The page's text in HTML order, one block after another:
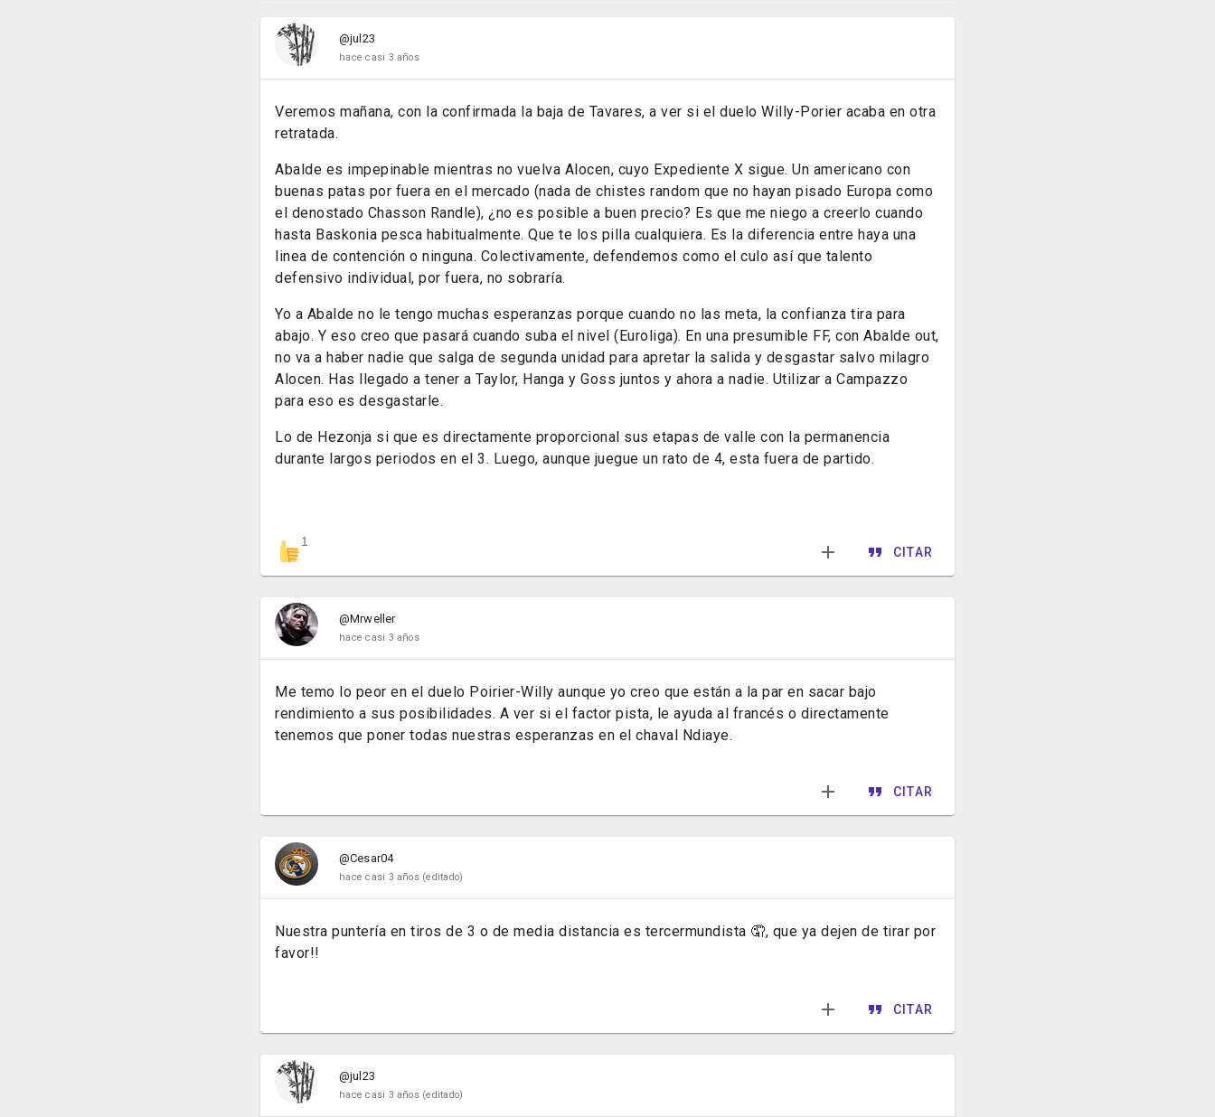
@jul23
hace casi 3 años
Veremos mañana, con la confirmada la baja de Tavares, a ver si el duelo Willy-Porier acaba en otra
retratada.
Abalde es impepinable mientras no vuelva Alocen, cuyo Expediente X sigue. Un americano con
buenas patas por fuera en el mercado (nada de chistes random que no hayan pisado Europa como
el denostado Chasson Randle), ¿no es posible a buen precio? Es que me niego a creerlo cuando
hasta Baskonia pesca habitualmente. Que te los pilla cualquiera. Es la diferencia entre haya una
linea de contención o ninguna. Colectivamente, defendemos como el culo así que talento
defensivo individual, por fuera, no sobraría.
Yo a Abalde no le tengo muchas esperanzas porque cuando no las meta, la confianza tira para
abajo. Y eso creo que pasará cuando suba el nivel (Euroliga). En una presumible FF, con Abalde out,
no va a haber nadie que salga de segunda unidad para apretar la salida y desgastar salvo milagro
Alocen. Has llegado a tener a Taylor, Hanga y Goss juntos y ahora a nadie. Utilizar a Campazzo
para eso es desgastarle.
Lo de Hezonja si que es directamente proporcional sus etapas de valle con la permanencia
durante largos periodos en el 3. Luego, aunque juegue un rato de 4, esta fuera de partido.
1
CITAR
@Mrweller
hace casi 3 años
Me temo lo peor en el duelo Poirier-Willy aunque yo creo que están a la par en sacar bajo
rendimiento a sus posibilidades. A ver si el factor pista, le ayuda al francés o directamente
tenemos que poner todas nuestras esperanzas en el chaval Ndiaye.
CITAR
@Cesar04
hace casi 3 años (editado)
Nuestra puntería en tiros de 3 o de media distancia es tercermundista 🤦, que ya dejen de tirar por
favor!!
CITAR
@jul23
hace casi 3 años (editado)